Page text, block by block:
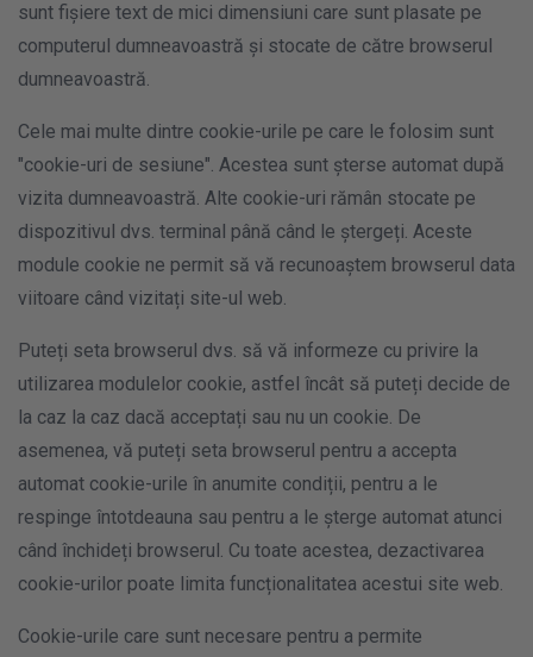
sunt fișiere text de mici dimensiuni care sunt plasate pe
computerul dumneavoastră și stocate de către browserul
dumneavoastră.
Cele mai multe dintre cookie-urile pe care le folosim sunt
"cookie-uri de sesiune". Acestea sunt șterse automat după
vizita dumneavoastră. Alte cookie-uri rămân stocate pe
dispozitivul dvs. terminal până când le ștergeți. Aceste
module cookie ne permit să vă recunoaștem browserul data
viitoare când vizitați site-ul web.
Puteți seta browserul dvs. să vă informeze cu privire la
utilizarea modulelor cookie, astfel încât să puteți decide de
la caz la caz dacă acceptați sau nu un cookie. De
asemenea, vă puteți seta browserul pentru a accepta
automat cookie-urile în anumite condiții, pentru a le
respinge întotdeauna sau pentru a le șterge automat atunci
când închideți browserul. Cu toate acestea, dezactivarea
cookie-urilor poate limita funcționalitatea acestui site web.
Cookie-urile care sunt necesare pentru a permite